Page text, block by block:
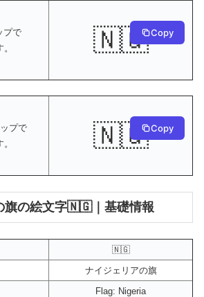
プで
🇳🇬 Copy
プで
🇳🇬 Copy
旗の絵文字🇳🇬｜基礎情報
🇳🇬
ナイジェリアの旗
Flag: Nigeria